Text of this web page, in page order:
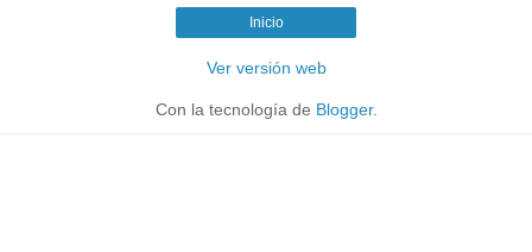
Inicio
Ver versión web
Con la tecnología de Blogger.